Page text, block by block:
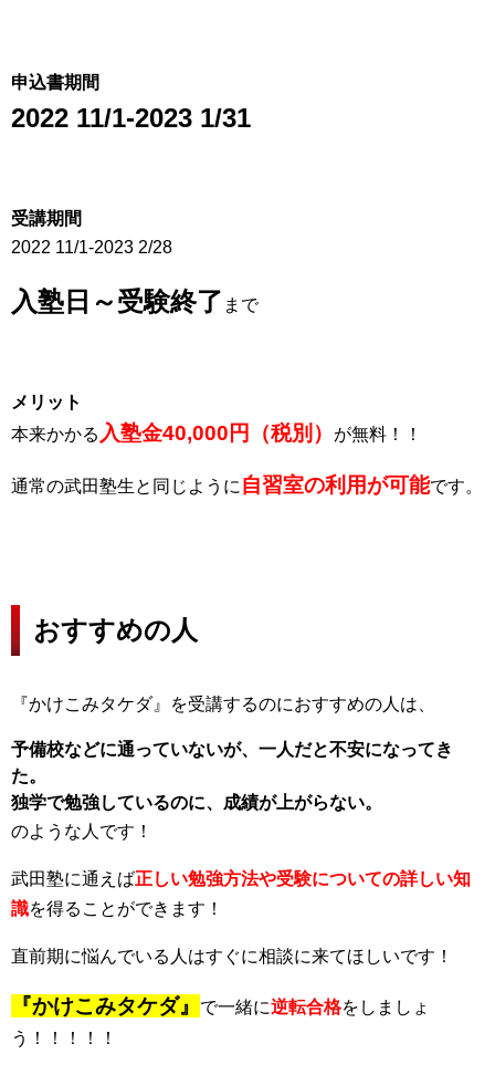
申込書期間
2022 11/1-2023 1/31
受講期間
2022 11/1-2023 2/28
入塾日～受験終了 まで
メリット
本来かかる 入塾金40,000円（税別） が無料！！
通常の武田塾生と同じように 自習室の利用が可能です。
おすすめの人
『かけこみタケダ』を受講するのにおすすめの人は、
予備校などに通っていないが、一人だと不安になってき
た。
独学で勉強しているのに、成績が上がらない。
のような人です！
武田塾に通えば正しい勉強方法や受験についての詳しい知
識を得ることができます！
直前期に悩んでいる人はすぐに相談に来てほしいです！
『かけこみタケダ』 で一緒に逆転合格をしましょ
う！！！！！